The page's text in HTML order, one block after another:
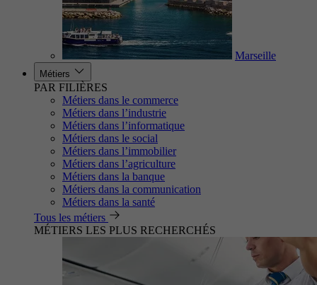
Marseille
Métiers
PAR FILIÈRES
Métiers dans le commerce
Métiers dans l’industrie
Métiers dans l’informatique
Métiers dans le social
Métiers dans l’immobilier
Métiers dans l’agriculture
Métiers dans la banque
Métiers dans la communication
Métiers dans la santé
Tous les métiers
MÉTIERS LES PLUS RECHERCHÉS